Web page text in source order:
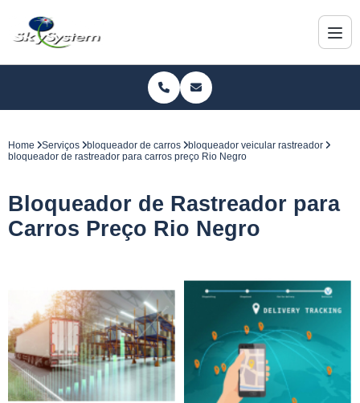
Home Serviços bloqueador de carros
bloqueador veicular rastreador
bloqueador de rastreador para carros preço Rio Negro
Bloqueador de Rastreador para
Carros Preço Rio Negro